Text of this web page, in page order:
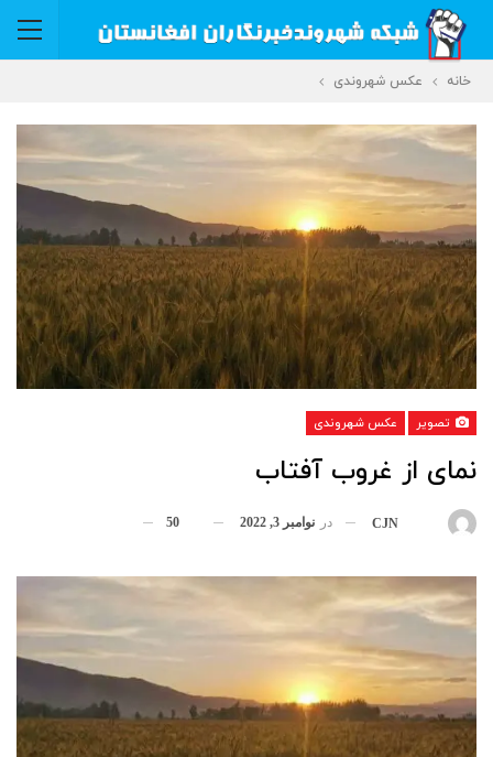
خانه عکس شهروندی
تصویر عکس شهروندی
نمای از غروب آفتاب
CJN در نوامبر 3, 2022 50